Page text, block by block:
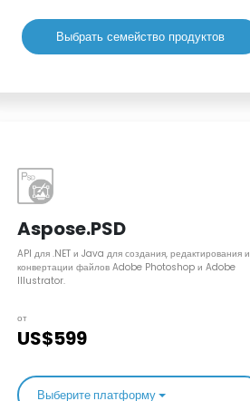
Выбрать семейство продуктов
Aspose.PSD
API для .NET и Java для создания, редактирования и
конвертации файлов Adobe Photoshop и Adobe
Illustrator.
от
US$599
Выберите платформу